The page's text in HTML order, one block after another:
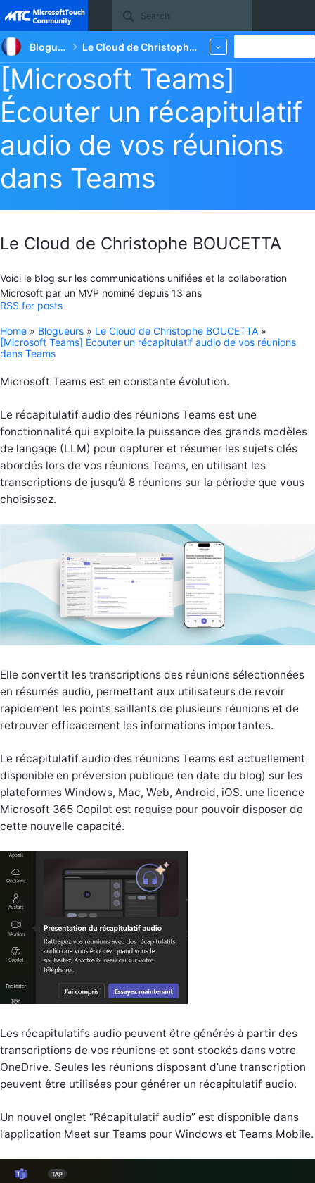
Site
Blogueurs Le Cloud de Christophe BOUCETTA
[Microsoft Teams]
Écouter un récapitulatif
audio de vos réunions
dans Teams
Le Cloud de Christophe BOUCETTA
Voici le blog sur les communications unifiées et la collaboration
Microsoft par un MVP nominé depuis 13 ans
RSS for posts
Home » Blogueurs » Le Cloud de Christophe BOUCETTA »
[Microsoft Teams] Écouter un récapitulatif audio de vos réunions
dans Teams
Microsoft Teams est en constante évolution.
Le récapitulatif audio des réunions Teams est une
fonctionnalité qui exploite la puissance des grands modèles
de langage (LLM) pour capturer et résumer les sujets clés
abordés lors de vos réunions Teams, en utilisant les
transcriptions de jusqu’à 8 réunions sur la période que vous
choisissez.
Elle convertit les transcriptions des réunions sélectionnées
en résumés audio, permettant aux utilisateurs de revoir
rapidement les points saillants de plusieurs réunions et de
retrouver efficacement les informations importantes.
Le récapitulatif audio des réunions Teams est actuellement
disponible en préversion publique (en date du blog) sur les
plateformes Windows, Mac, Web, Android, iOS. une licence
Microsoft 365 Copilot est requise pour pouvoir disposer de
cette nouvelle capacité.
Les récapitulatifs audio peuvent être générés à partir des
transcriptions de vos réunions et sont stockés dans votre
OneDrive. Seules les réunions disposant d’une transcription
peuvent être utilisées pour générer un récapitulatif audio.
Un nouvel onglet “Récapitulatif audio” est disponible dans
l’application Meet sur Teams pour Windows et Teams Mobile.